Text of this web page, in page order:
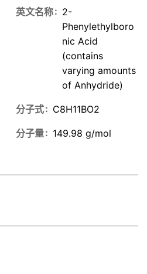
英文名称
2-
Phenylethylboro
nic Acid
(contains
varying amounts
of Anhydride)
分子式 C8H11BO2
分子量 149.98 g/mol